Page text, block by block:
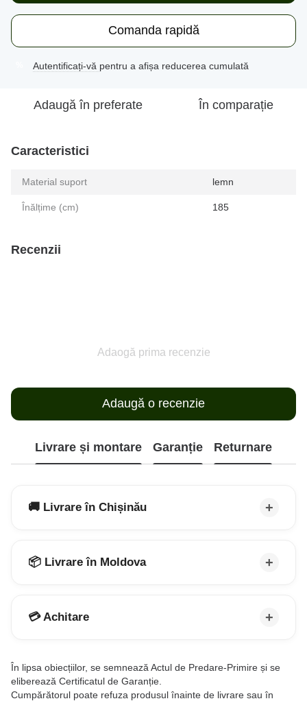
Comanda rapidă
Autentificați-vă pentru a afișa reducerea cumulată
Adaugă în preferate În comparație
Caracteristici
Material suport lemn
Înălțime (cm) 185
Recenzii
Adaogă prima recenzie
Adaugă o recenzie
Livrare și montare Garanție Returnare
🚚 Livrare în Chișinău
📦 Livrare în Moldova
💳 Achitare
În lipsa obiecțiilor, se semnează Actul de Predare-Primire și se
eliberează Certificatul de Garanție.
Cumpărătorul poate refuza produsul înainte de livrare sau în